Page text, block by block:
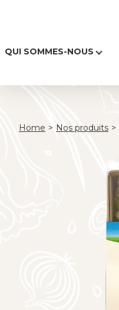
QUI SOMMES-NOUS
Home > Nos produits >